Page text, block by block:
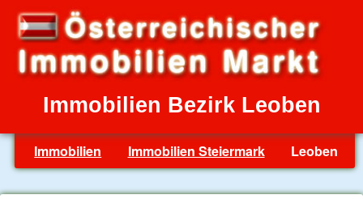
Immobilien Bezirk Leoben
Immobilien Immobilien Steiermark Leoben